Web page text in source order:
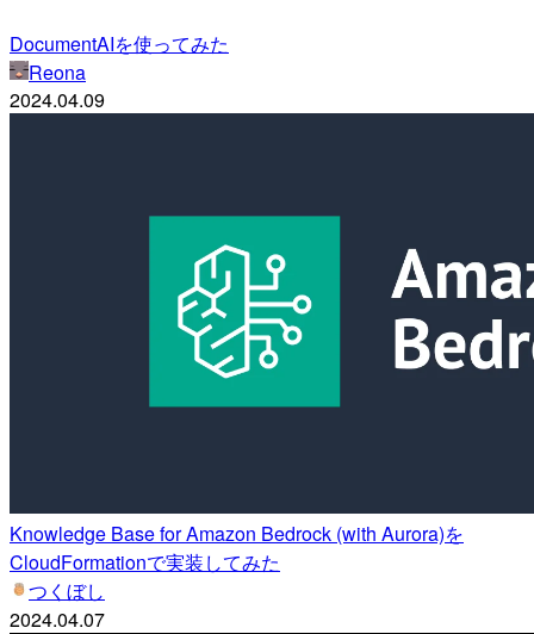
DocumentAIを使ってみた
Reona
2024.04.09
Knowledge Base for Amazon Bedrock (with Aurora)を
CloudFormationで実装してみた
つくぼし
2024.04.07